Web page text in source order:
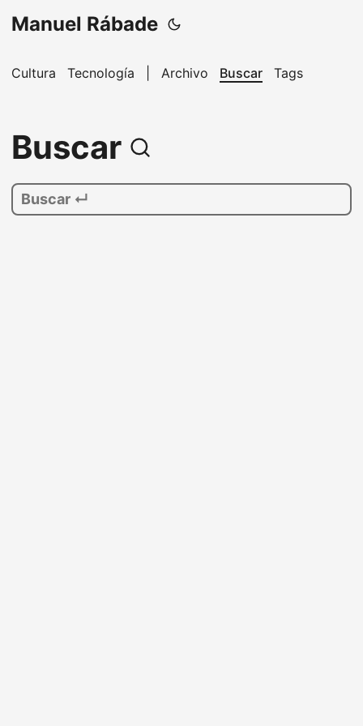
Manuel Rábade
Cultura Tecnología Archivo Buscar Tags
Buscar